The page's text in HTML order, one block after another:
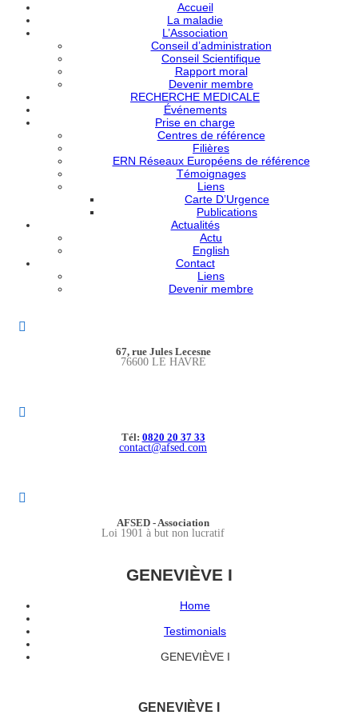
Accueil
La maladie
L’Association
Conseil d’administration
Conseil Scientifique
Rapport moral
Devenir membre
RECHERCHE MEDICALE
Événements
Prise en charge
Centres de référence
Filières
ERN Réseaux Européens de référence
Témoignages
Liens
Carte D’Urgence
Publications
Actualités
Actu
English
Contact
Liens
Devenir membre
67, rue Jules Lecesne
76600 LE HAVRE
Tél: 0820 20 37 33
contact@afsed.com
AFSED - Association
Loi 1901 à but non lucratif
GENEVIÈVE I
Home
Testimonials
GENEVIÈVE I
GENEVIÈVE I